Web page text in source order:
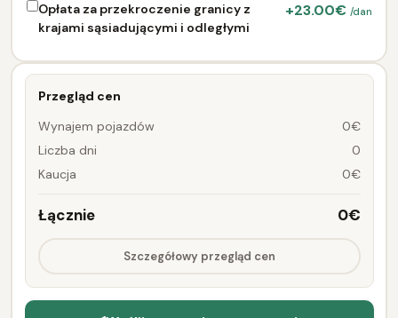
Przegląd cen
Wynajem pojazdów
0€
Liczba dni
0
Kaucja
0€
Łącznie 0€
Szczegółowy przegląd cen
Opłata za przekroczenie granicy z
krajami sąsiadującymi i odległymi
+23.00€ /dan